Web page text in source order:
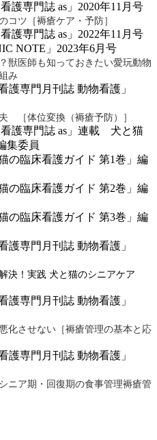
護専門誌 as」2020年11月号
ツ［褥瘡ケア・予防］
護専門誌 as」2022年11月号
NOTE」2023年6月号
医師も知っておきたい愛玩動物
み
護専門月刊誌 動物看護」
［体位変換（褥瘡予防）］
看護専門誌 as」連載 犬と猫
集委員
の臨床看護ガイド 第1巻」編
の臨床看護ガイド 第2巻」編
の臨床看護ガイド 第3巻」編
護専門月刊誌 動物看護」
！実践 犬と猫のシニアケア
護専門月刊誌 動物看護」
させない［褥瘡管理の基本と応
護専門月刊誌 動物看護」
ア期・回復期の食事管理褥瘡管